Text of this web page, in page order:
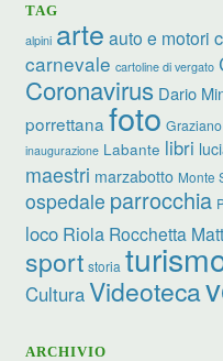
TAG
alpini arte auto e motori
carnevale cartoline di vergato
Coronavirus Dario
porrettana foto
inaugurazione Labante libri
maestri marzabotto Monte
ospedale parrocchia
loco Riola Rocchetta
sport storia
CulturaVideoteca
ARCHIVIO